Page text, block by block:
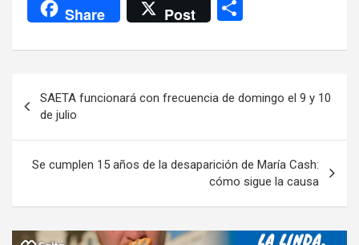
ce
b
o
k
tt
er
at
s
p
p
e
gr
m
ail ail
o
M
ail
n
er
Share Post
m
p
ar
tir
de
entradas
SAETA funcionará con frecuencia de domingo el 9 y 10
de julio
Se cumplen 15 años de la desaparición de María Cash:
cómo sigue la causa